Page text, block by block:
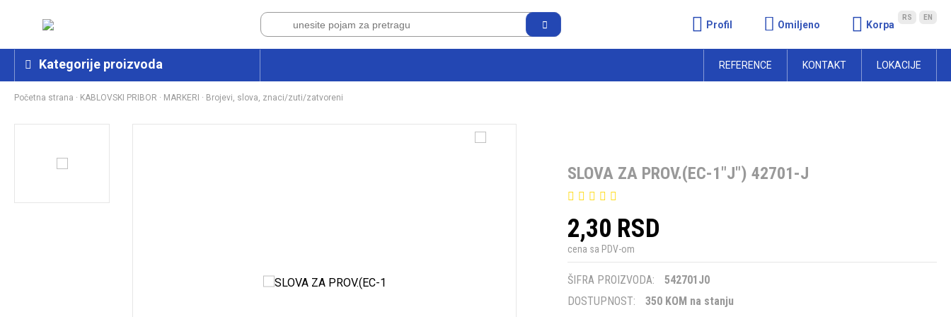
Profil Omiljeno Korpa
RS EN
Kategorije proizvoda REFERENCE KONTAKT LOKACIJE
Početna strana · KABLOVSKI PRIBOR · MARKERI · Brojevi, slova, znaci/zuti/zatvoreni
SLOVA ZA PROV.(EC-1"J") 42701-J
2,30 RSD
cena sa PDV-om
ŠIFRA PROIZVODA:
542701J0
DOSTUPNOST:
350 KOM na stanju